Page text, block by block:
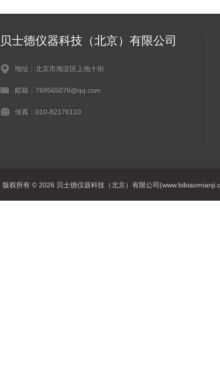
贝士德仪器科技（北京）有限公司
地址：北京市海淀区上地十街
邮箱：769565076@qq.com
传真：010-82176110
版权所有 © 2026 贝士德仪器科技（北京）有限公司